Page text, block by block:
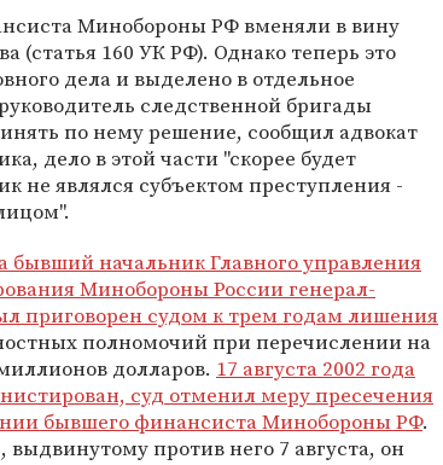
Минобороны РФ вменяли в вину
(статья 160 УК РФ). Однако теперь это
дела и выделено в отдельное
следственной бригады
по нему решение, сообщил адвокат
дело в этой части "скорее будет
не являлся субъектом преступления -
бывший начальник Главного управления
Минобороны России генерал-
приговорен судом к трем годам лишения
полномочий при перечислении на
долларов. 17 августа 2002 года
суд отменил меру пресечения
бывшего финансиста Минобороны РФ.
против него 7 августа, он